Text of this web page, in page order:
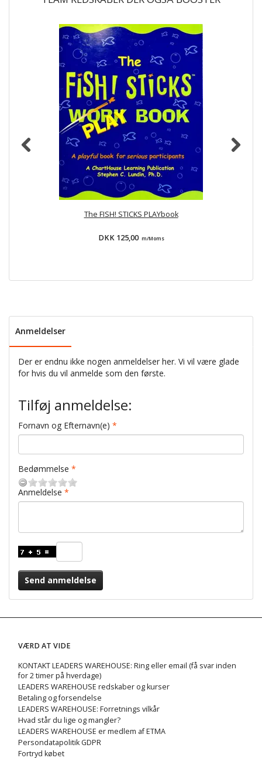
The FISH! STICKS PLAYbook
DKK 125,00 m/Moms
Anmeldelser
Der er endnu ikke nogen anmeldelser her. Vi vil være glade
for hvis du vil anmelde som den første.
Tilføj anmeldelse:
Fornavn og Efternavn(e)
Bedømmelse
Anmeldelse
Send anmeldelse
VÆRD AT VIDE
KONTAKT LEADERS WAREHOUSE: Ring eller email (få svar inden
for 2 timer på hverdage)
LEADERS WAREHOUSE redskaber og kurser
Betaling og forsendelse
LEADERS WAREHOUSE: Forretnings vilkår
Hvad står du lige og mangler?
LEADERS WAREHOUSE er medlem af ETMA
Persondatapolitik GDPR
Fortryd købet